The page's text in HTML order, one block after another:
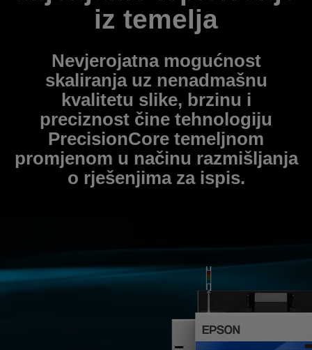
iz temelja
Nevjerojatna mogućnost
skaliranja uz nenadmašnu
kvalitetu slike, brzinu i
preciznost čine tehnologiju
PrecisionCore temeljnom
promjenom u načinu razmišljanja
o rješenjima za ispis.